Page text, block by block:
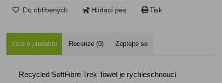
Do oblíbených Hlídací pes Tisk
Více o produktu Recenze (0) Zeptejte se
Recycled SoftFibre Trek Towel je rychleschnoucí